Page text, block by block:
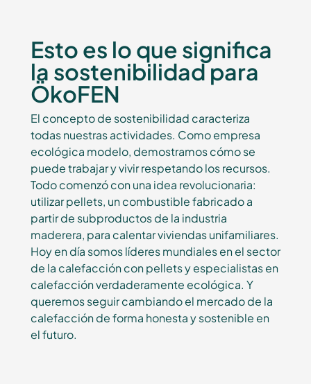
Esto es lo que significa
la sostenibilidad para
ÖkoFEN
El concepto de sostenibilidad caracteriza
todas nuestras actividades. Como empresa
ecológica modelo, demostramos cómo se
puede trabajar y vivir respetando los recursos.
Todo comenzó con una idea revolucionaria:
utilizar pellets, un combustible fabricado a
partir de subproductos de la industria
maderera, para calentar viviendas unifamiliares.
Hoy en día somos líderes mundiales en el sector
de la calefacción con pellets y especialistas en
calefacción verdaderamente ecológica. Y
queremos seguir cambiando el mercado de la
calefacción de forma honesta y sostenible en
el futuro.